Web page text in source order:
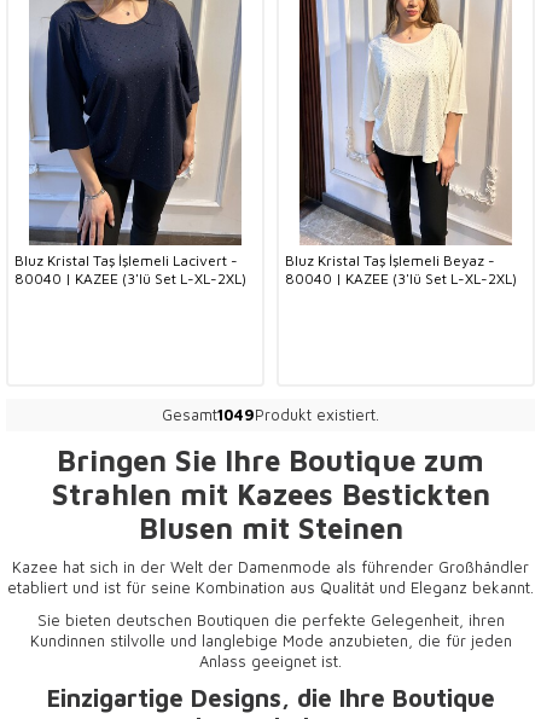
Bluz Kristal Taş İşlemeli Lacivert -
80040 | KAZEE (3'lü Set L-XL-2XL)
Bluz Kristal Taş İşlemeli Beyaz -
80040 | KAZEE (3'lü Set L-XL-2XL)
Gesamt1049Produkt existiert.
Bringen Sie Ihre Boutique zum
Strahlen mit Kazees Bestickten
Blusen mit Steinen
Kazee hat sich in der Welt der Damenmode als führender Großhändler
etabliert und ist für seine Kombination aus Qualität und Eleganz bekannt.
Sie bieten deutschen Boutiquen die perfekte Gelegenheit, ihren
Kundinnen stilvolle und langlebige Mode anzubieten, die für jeden
Anlass geeignet ist.
Einzigartige Designs, die Ihre Boutique